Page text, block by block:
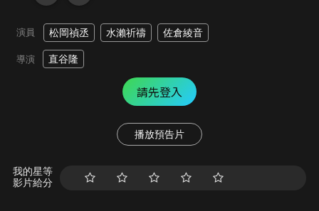
演員 松岡禎丞 水瀨祈禱 佐倉綾音
導演 直谷隆
請先登入
播放預告片
我的星等
影片給分